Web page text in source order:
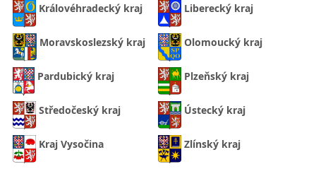
Královéhradecký kraj Liberecký kraj
Moravskoslezský kraj Olomoucký kraj
Pardubický kraj Plzeňský kraj
Středočeský kraj Ústecký kraj
Kraj Vysočina Zlínský kraj